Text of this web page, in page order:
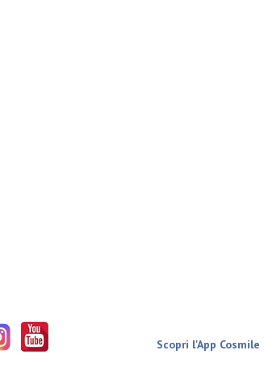
Scopri l'App Cosmile